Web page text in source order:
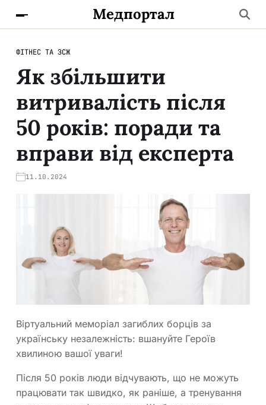
Медпортал
ФІТНЕС ТА ЗСЖ
Як збільшити
витривалість після
50 років: поради та
вправи від експерта
11.10.2024
Віртуальний меморіал загиблих борців за
українську незалежність: вшануйте Героїв
хвилиною вашої уваги!
Після 50 років люди відчувають, що не можуть
працювати так швидко, як раніше, а тренування